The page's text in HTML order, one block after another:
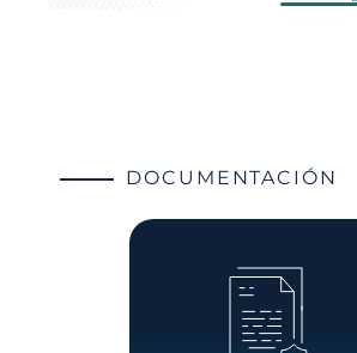
DOCUMENTACIÓN